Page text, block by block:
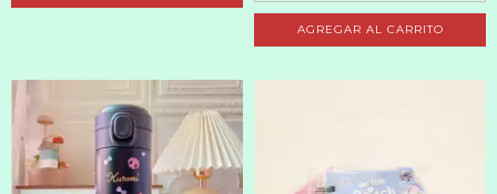
AGREGAR AL CARRITO